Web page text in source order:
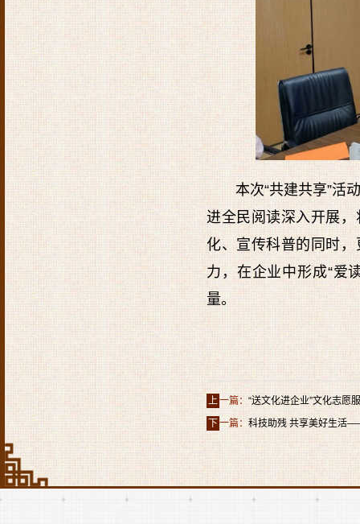
本次“共建共享”活
进全民阅读深入开展
化、宣传科普的同时
力，在企业中形成“爱
量。
上一篇：“送文化进企业”文化志愿
下 一篇： 科技助残 共享美好生活